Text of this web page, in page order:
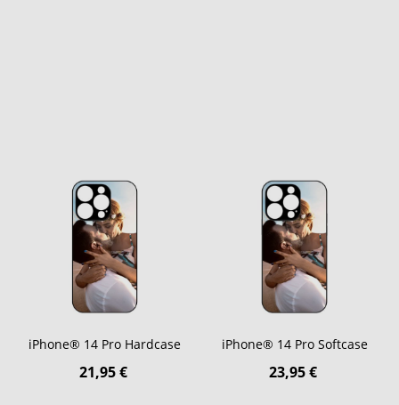
iPhone® 14 Pro Hardcase
21,95 €
iPhone® 14 Pro Softcase
23,95 €